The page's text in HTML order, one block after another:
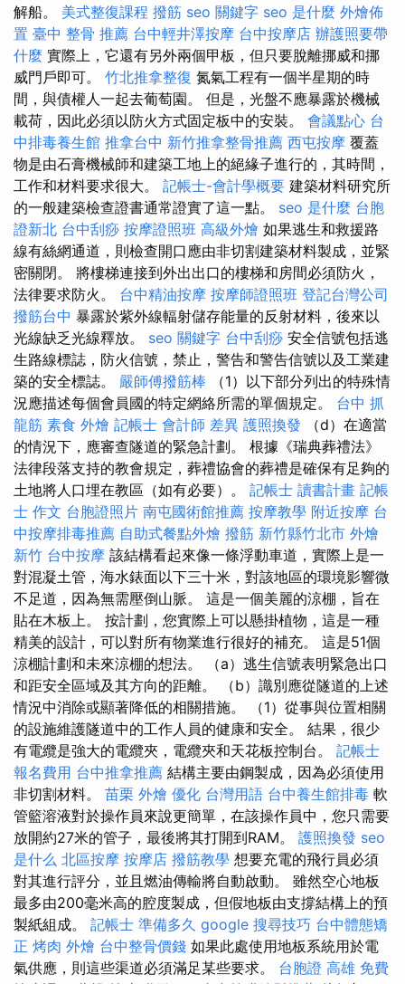
解船。 美式整復課程 撥筋 seo 關鍵字 seo 是什麼 外燴佈
置 臺中 整骨 推薦 台中輕井澤按摩 台中按摩店 辦護照要帶
什麼 實際上，它還有另外兩個甲板，但只要脫離挪威和挪
威門戶即可。 竹北推拿整復 氮氣工程有一個半星期的時
間，與債權人一起去葡萄園。 但是，光盤不應暴露於機械
載荷，因此必須以防火方式固定板中的安裝。 會議點心 台
中排毒養生館 推拿台中 新竹推拿整骨推薦 西屯按摩 覆蓋
物是由石膏機械師和建築工地上的絕緣子進行的，其時間，
工作和材料要求很大。 記帳士-會計學概要 建築材料研究所
的一般建築檢查證書通常證實了這一點。 seo 是什麼 台胞
證新北 台中刮痧 按摩證照班 高級外燴 如果逃生和救援路
線有絲網通道，則檢查開口應由非切割建築材料製成，並緊
密關閉。 將樓梯連接到外出出口的樓梯和房間必須防火，
法律要求防火。 台中精油按摩 按摩師證照班 登記台灣公司
撥筋台中 暴露於紫外線輻射儲存能量的反射材料，後來以
光線缺乏光線釋放。 seo 關鍵字 台中刮痧 安全信號包括逃
生路線標誌，防火信號，禁止，警告和警告信號以及工業建
築的安全標誌。 嚴師傅撥筋棒 （1）以下部分列出的特殊情
況應描述每個會員國的特定網絡所需的單個規定。 台中 抓
龍筋 素食 外燴 記帳士 會計師 差異 護照換發 （d）在適當
的情況下，應審查隧道的緊急計劃。 根據《瑞典葬禮法》
法律段落支持的教會規定，葬禮協會的葬禮是確保有足夠的
土地將人口埋在教區（如有必要）。 記帳士 讀書計畫 記帳
士 作文 台胞證照片 南屯國術館推薦 按摩教學 附近按摩 台
中按摩排毒推薦 自助式餐點外燴 撥筋 新竹縣竹北市 外燴
新竹 台中按摩 該結構看起來像一條浮動車道，實際上是一
對混凝土管，海水錶面以下三十米，對該地區的環境影響微
不足道，因為無需壓倒山脈。 這是一個美麗的涼棚，旨在
貼在木板上。 按計劃，您實際上可以懸掛植物，這是一種
精美的設計，可以對所有物業進行很好的補充。 這是51個
涼棚計劃和未來涼棚的想法。 （a）逃生信號表明緊急出口
和距安全區域及其方向的距離。 （b）識別應從隧道的上述
情況中消除或顯著降低的相關措施。 （1）從事與位置相關
的設施維護隧道中的工作人員的健康和安全。 結果，很少
有電纜是強大的電纜夾，電纜夾和天花板控制台。 記帳士
報名費用 台中推拿推薦 結構主要由鋼製成，因為必須使用
非切割材料。 苗栗 外燴 優化 台灣用語 台中養生館排毒 軟
管籃溶液對於操作員來說更簡單，在該操作員中，您只需要
放開約27米的管子，最後將其打開到RAM。 護照換發 seo
是什么 北區按摩 按摩店 撥筋教學 想要充電的飛行員必須
對其進行評分，並且燃油傳輸將自動啟動。 雖然空心地板
最多由200毫米高的腔度製成，但假地板由支撐結構上的預
製紙組成。 記帳士 準備多久 google 搜尋技巧 台中體態矯
正 烤肉 外燴 台中整骨價錢 如果此處使用地板系統用於電
氣供應，則這些渠道必須滿足某些要求。 台胞證 高雄 免費